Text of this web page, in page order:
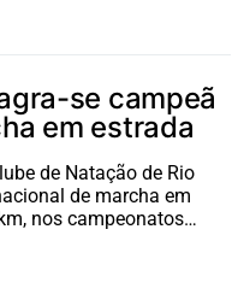
se campeã
em estrada
de Natação de Rio
de marcha em
nos campeonatos…